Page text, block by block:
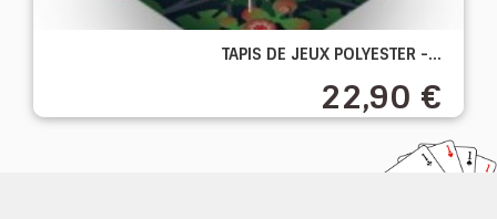
TAPIS DE JEUX POLYESTER -...
22,90 €